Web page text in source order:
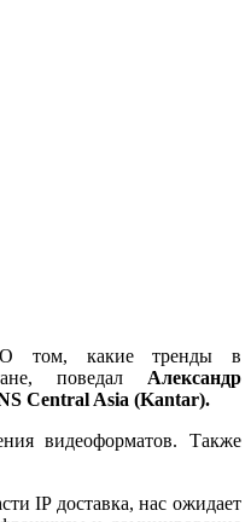
О том, какие тренды в
поведал Александр
Central Asia (Kantar).
видеоформатов. Также
IP доставка, нас ожидает